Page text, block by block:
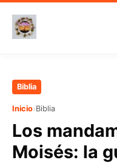
principal
Biblia
Inicio›Biblia
Los
Moisés: la